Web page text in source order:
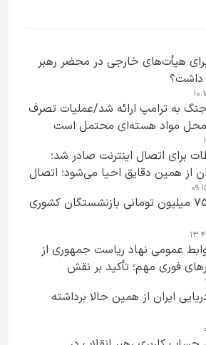
برای هیأت‌های خارجی در محضر رهبر
داشت؟
به ترامپ ارائه شد/عملیات تصرف
محل مواد هسته‌ای محتمل است
برای اتصال اینترنت صادر شد؛
از همین دقایق احیا می‌شود؛ اتصال
آغاز ثبت‌نام وام ۷۵ میلیون تومانی بازنشستگان کشوری
عمومی نهاد ریاست جمهوری از
فوری مهم؛ تأکید بر نقش
و مسئول در ارتقای آگاهی عمومی
ایران از همین حالا برداشته